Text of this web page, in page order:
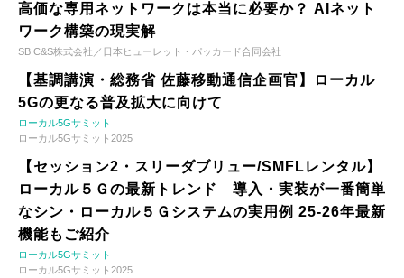
高価な専用ネットワークは本当に必要か？ AIネット
ワーク構築の現実解
SB C&S株式会社／日本ヒューレット・パッカード合同会社
【基調講演・総務省 佐藤移動通信企画官】ローカル
5Gの更なる普及拡大に向けて
ローカル5Gサミット
ローカル5Gサミット2025
【セッション2・スリーダブリュー/SMFLレンタル】
ローカル５Ｇの最新トレンド 導入・実装が一番簡単
なシン・ローカル５Ｇシステムの実用例 25-26年最新
機能もご紹介
ローカル5Gサミット
ローカル5Gサミット2025